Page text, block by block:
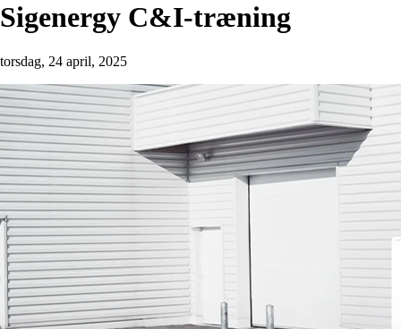
Sigenergy C&I-træning
torsdag, 24 april, 2025